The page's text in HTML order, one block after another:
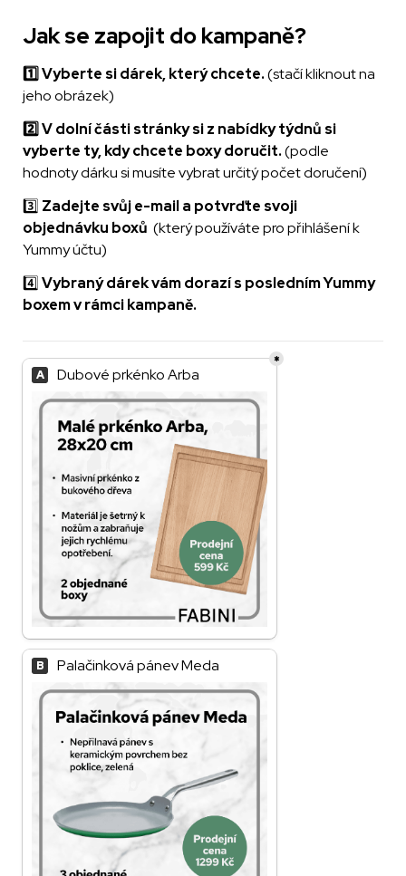
Jak se zapojit do kampaně?
1️⃣ Vyberte si dárek, který chcete. (stačí kliknout na
jeho obrázek)
2️⃣ V dolní části stránky si z nabídky týdnů si
vyberte ty, kdy chcete boxy doručit. (podle
hodnoty dárku si musíte vybrat určitý počet doručení)
3️⃣ Zadejte svůj e-mail a potvrďte svoji
objednávku boxů (který používáte pro přihlášení k
Yummy účtu)
4️⃣ Vybraný dárek vám dorazí s posledním Yummy
boxem v rámci kampaně.
Ilmaislahja
A Dubové prkénko Arba
*
B Palačinková pánev Meda